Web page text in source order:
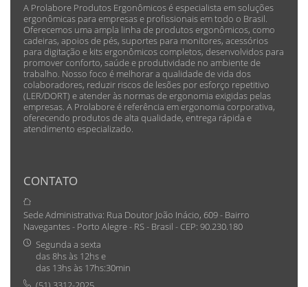
A Prolabore Produtos Ergonômicos é especialista em soluções
ergonômicas para empresas e profissionais em todo o Brasil.
Oferecemos uma ampla linha de produtos ergonômicos, como
cadeiras, apoios de pés, suportes para monitores, acessórios
para digitação e kits ergonômicos completos, desenvolvidos para
promover conforto, saúde e produtividade no ambiente de
trabalho. Nosso foco é melhorar a qualidade de vida dos
colaboradores, reduzir riscos de lesões por esforço repetitivo
(LER/DORT) e atender às normas de ergonomia exigidas pelas
empresas. A Prolabore é referência em ergonomia corporativa,
oferecendo produtos de alta qualidade, entrega rápida e
atendimento especializado.
CONTATO
Sede Administrativa: Rua Doutor João Inácio, 609 - Bairro
Navegantes - Porto Alegre - RS - Brasil - CEP: 90.230.180
Segunda a sexta
das 8hs às 12hs e
das 13hs às 17hs:30min